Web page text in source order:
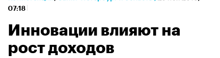
07:18
Инновации влияют на
рост доходов